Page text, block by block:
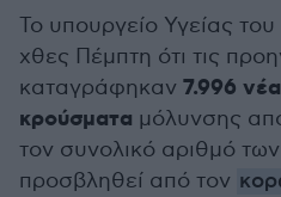
Το υπουργείο Υγείας του
χθες Πέμπτη ότι τις
καταγράφηκαν 7.996
κρούσματα μόλυνσης
τον συνολικό αριθμό
προσβληθεί από τον